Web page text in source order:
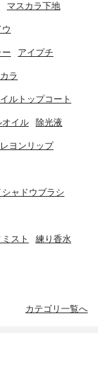
マスカラ下地
アイプチ
ラ
ルトップコート
オイル 除光液
ヨンリップ
シャドウブラシ
スト 練り香水
カテゴリ一覧へ